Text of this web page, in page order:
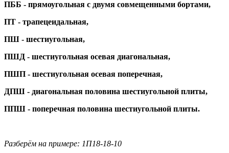
ПББ - прямоугольная с двумя совмещенными бортами,
ПТ - трапецеидальная,
ПШ - шестиугольная,
ПШД - шестиугольная осевая диагональная,
ПШП - шестиугольная осевая поперечная,
ДПШ - диагональная половина шестиугольной плиты,
ППШ - поперечная половина шестиугольной плиты.
Разберём на примере: 1П18-18-10